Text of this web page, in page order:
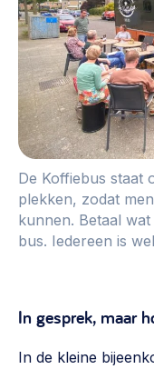
De Koffiebus staat
plekken, zodat
kunnen. Betaal
bus. Iedereen is
In gesprek, maar
In de kleine